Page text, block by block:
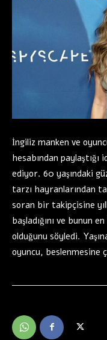
İngiliz manken ve
hesabından paylaştığı
ediyor. 60 yaşındaki
tarzı hayranlarından
soran bir takipçisine
başladığını ve bunun
olduğunu söyledi.
oyuncu, beslenmesine